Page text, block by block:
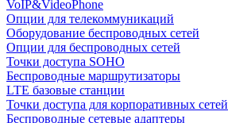
VoIP&VideoPhone
Опции для телекоммуникаций
Оборудование беспроводных сетей
Опции для беспроводных сетей
Точки доступа SOHO
Беспроводные маршрутизаторы
LTE базовые станции
Точки доступа для корпоративных сетей
Беспроводные сетевые адаптеры